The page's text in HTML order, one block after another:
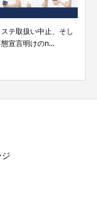
テ取扱い中止、そし
宣言明けのn...